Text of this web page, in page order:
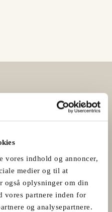
vores indhold og annoncer,
medier og til at
også oplysninger om din
vores partnere inden for
og analysepartnere.